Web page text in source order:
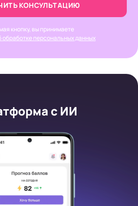
КОНСУЛЬТАЦИЮ
кнопку, вы принимаете
обработке персональных данных
с ИИ